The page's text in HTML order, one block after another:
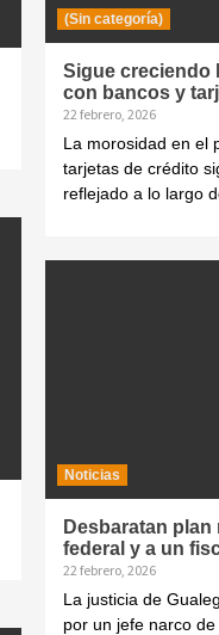
(Sin categoría)
Sigue creciendo
con bancos y
22 febrero, 2026
La morosidad en el
tarjetas de crédito
reflejado a lo largo
Noticias
Desbaratan
federal y a un
22 febrero, 2026
La justicia de
por un jefe narco